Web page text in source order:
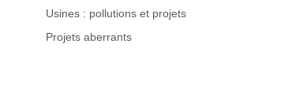
Usines : pollutions et projets
Projets aberrants